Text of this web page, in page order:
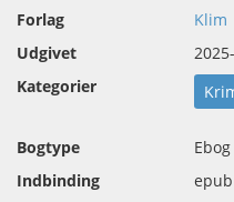
Forlag
Klim
Udgivet
Kategorier
Bogtype
Ebog
Indbinding
epub